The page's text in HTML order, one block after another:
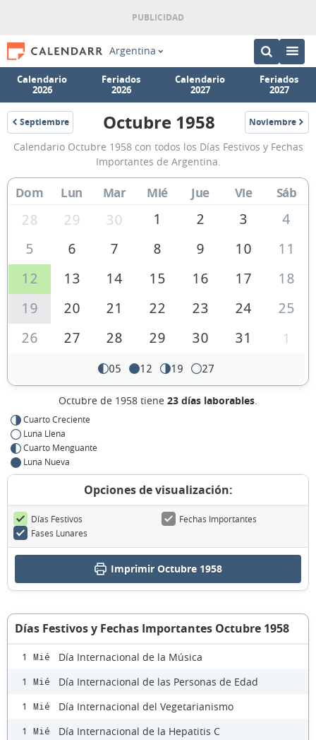
Argentina
Calendario
2026
Feriados
2026
Calendario
2027
Feriados
2027
Septiembre
1958
Calendario
Octubre
1958
de
Argentina
Octubre 1958 Noviembre
1958
Calendario Octubre 1958 con todos los Días Festivos y Fechas
Importantes de Argentina.
Dom Lun Mar Mié Jue Vie Sáb
28 29 30 1 2 3
4
5
6 7 8 9 10
11
12
13 14 15 16 17
18
19
20 21 22 23 24
25
26
27 28 29 30 31 1
05 12 19 27
Octubre de 1958 tiene 23 días laborables.
Cuarto Creciente
Luna Llena
Cuarto Menguante
Luna Nueva
Opciones de visualización:
Días Festivos
Fechas Importantes
Fases Lunares
Imprimir Octubre 1958
Días Festivos y Fechas Importantes Octubre 1958
1 Mié Día Internacional de la Música
1 Mié Día Internacional de las Personas de Edad
1 Mié Día Internacional del Vegetarianismo
1 Mié Día Internacional de la Hepatitis C